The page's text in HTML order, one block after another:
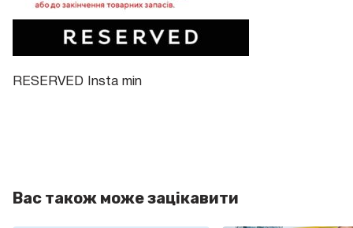
RESERVED Insta min
Вас також може зацікавити